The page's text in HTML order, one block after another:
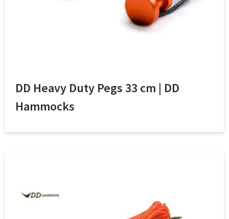
DD Heavy Duty Pegs 33 cm | DD
Hammocks